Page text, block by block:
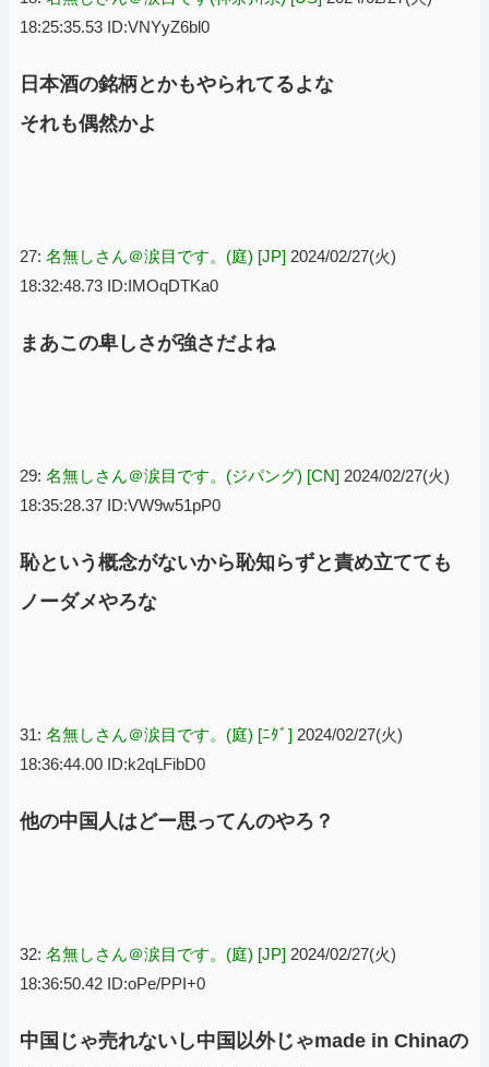
18:25:35.53 ID:VNYyZ6bl0
日本酒の銘柄とかもやられてるよな
それも偶然かよ
27: 名無しさん＠涙目です。(庭) [JP] 2024/02/27(火)
18:32:48.73 ID:IMOqDTKa0
まあこの卑しさが強さだよね
29: 名無しさん＠涙目です。(ジパング) [CN] 2024/02/27(火)
18:35:28.37 ID:VW9w51pP0
恥という概念がないから恥知らずと責め立てても
ノーダメやろな
31: 名無しさん＠涙目です。(庭) [ﾆﾀﾞ] 2024/02/27(火)
18:36:44.00 ID:k2qLFibD0
他の中国人はどー思ってんのやろ？
32: 名無しさん＠涙目です。(庭) [JP] 2024/02/27(火)
18:36:50.42 ID:oPe/PPI+0
中国じゃ売れないし中国以外じゃmade in Chinaの